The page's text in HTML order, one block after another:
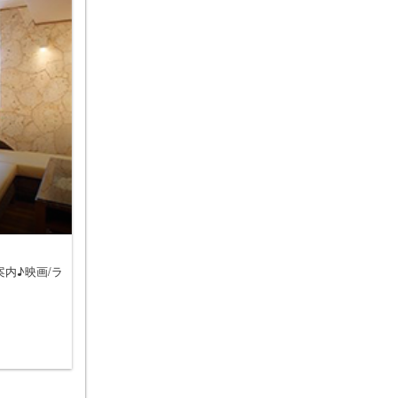
内♪映画/ラ